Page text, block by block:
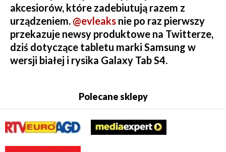
akcesiorów, które zadebiutują razem z
urządzeniem. @evleaks nie po raz pierwszy
przekazuje newsy produktowe na Twitterze,
dziś dotyczące tabletu marki Samsung w
wersji białej i rysika Galaxy Tab S4.
Polecane sklepy